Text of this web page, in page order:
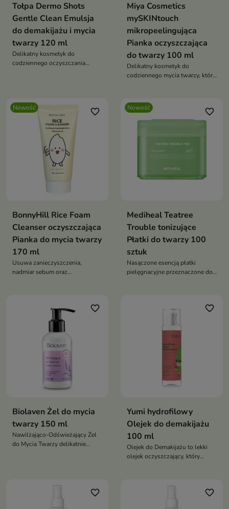
Tołpa Dermo Shots
Gentle Clean Emulsja
do demakijażu i mycia
twarzy 120 ml
Delikatny kosmetyk do
codziennego oczyszczania
Miya Cosmetics
mySKINtouch
mikropeelingująca
Pianka oczyszczająca
do twarzy 100 ml
Delikatny kosmetyk do
codziennego mycia twarzy, który
zanieczyszczenia.
Nowość favorite_border
BonnyHill Rice Foam
Cleanser oczyszczająca
Pianka do mycia twarzy
170 ml
Usuwa zanieczyszczenia,
nadmiar sebum oraz
Nowość favorite_border
Mediheal Teatree
Trouble tonizujące
Płatki do twarzy 100
sztuk
Nasączone esencją płatki
pielęgnacyjne przeznaczone do
favorite_border
Biolaven Żel do mycia
twarzy 150 ml
Nawilżająco-Odświeżający Żel
do Mycia Twarzy delikatnie
favorite_border
Yumi hydrofilowy
Olejek do demakijażu
100 ml
Olejek do Demakijażu to lekki
olejek oczyszczający, który
jednocześnie pozostawiając
skórę miękką, komfortową i bez
favorite_border favorite_border